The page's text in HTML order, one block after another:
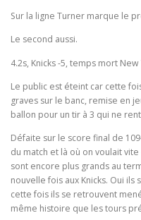
Sur la ligne Turner marque le
Le second aussi.
4.2s, Knicks -5, temps mort New
Le public est éteint car cette
graves sur le banc, remise en
ballon pour un tir à 3 qui ne
Défaite sur le score final de
du match et là où on voulait
sont encore plus grands au
nouvelle fois aux Knicks. Oui
cette fois ils se retrouvent
même histoire que les tours